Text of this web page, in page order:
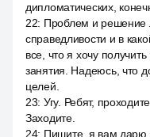
дипломатических,
22: Проблем и решение
справедливости и в
все, что я хочу
занятия. Надеюсь, что
целей.
23: Угу. Ребят,
Заходите.
24: Пишите, я вам дарю